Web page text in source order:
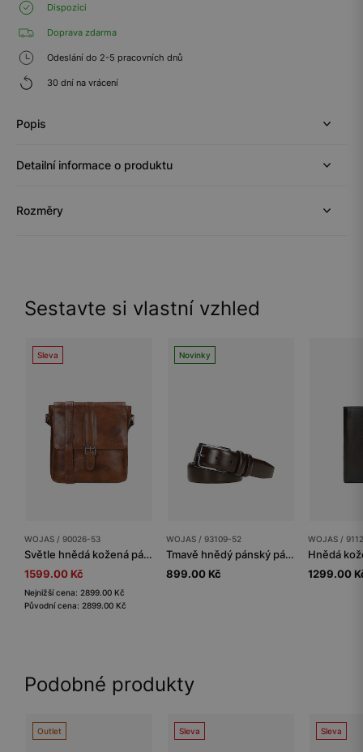
Dispozici
Doprava zdarma
Odeslání do 2-5 pracovních dnů
30 dní na vrácení
Popis
Detailní informace o produktu
Rozměry
Sestavte si vlastní vzhled
Sleva
WOJAS / 90026-53
Světle hnědá kožená pánská taška přes rameno
1599.00 Kč
Nejnižší cena: 2899.00 Kč
Původní cena: 2899.00 Kč
Novinky
WOJAS / 93109-52
Tmavě hnědý pánský pásek z hladké lícové kůže
899.00 Kč
WOJAS /
1299.00
Podobné produkty
Outlet Sleva Sleva